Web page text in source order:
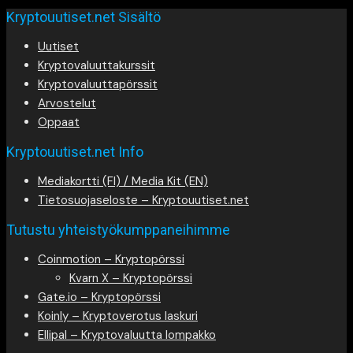
Kryptouutiset.net Sisältö
Uutiset
Kryptovaluuttakurssit
Kryptovaluuttapörssit
Arvostelut
Oppaat
Kryptouutiset.net Info
Mediakortti (FI) / Media Kit (EN)
Tietosuojaseloste – Kryptouutiset.net
Tutustu yhteistyökumppaneihimme
Coinmotion – Kryptopörssi
Kvarn X – Kryptopörssi
Gate.io – Kryptopörssi
Koinly – Kryptoverotus laskuri
Ellipal – Kryptovaluutta lompakko